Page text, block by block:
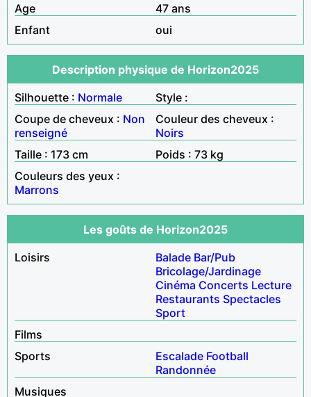
Age
47 ans
Enfant
oui
Description physique de Horizon2025
Silhouette : Normale
Style :
Coupe de cheveux : Non
renseigné
Couleur des cheveux :
Noirs
Taille : 173 cm
Poids : 73 kg
Couleurs des yeux :
Marrons
Les goûts de Horizon2025
Loisirs
Balade Bar/Pub
Bricolage/Jardinage
Cinéma Concerts Lecture
Restaurants Spectacles
Sport
Films
Sports
Escalade Football
Randonnée
Musiques